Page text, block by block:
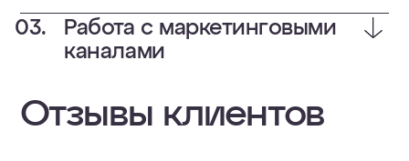
Работа с маркетинговыми
каналами
Отзывы клиентов